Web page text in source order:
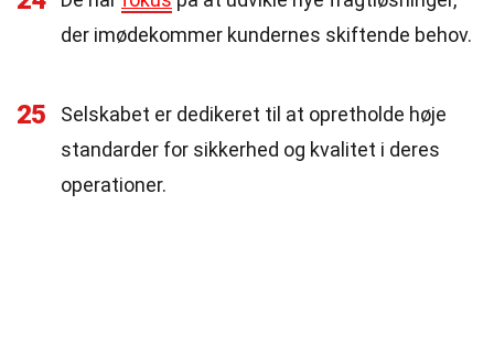
der imødekommer kundernes skiftende behov.
25
Selskabet er dedikeret til at opretholde høje
standarder for sikkerhed og kvalitet i deres
operationer.